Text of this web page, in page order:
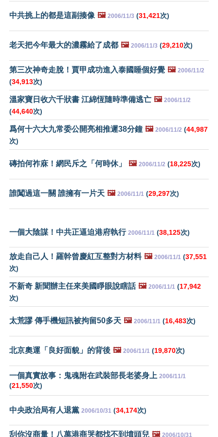
中共挑上的都是這副揍像 🖼️ 2006/11/3 (31,421次)
老天把今年最大的濃霧給了成都 🖼️ 2006/11/3 (29,210次)
第三次神奇走脫！賈甲成功進入泰國睡個好覺 🖼️ 2006/11/2
(34,913次)
溫家寶日收六千狀書 江綿恆隨時準備逃亡 🖼️ 2006/11/2
(44,640次)
爲何十六大九常委公開亮相推遲38分鐘 🖼️ 2006/11/2 (44,987
次)
磚拍何祚庥！網民斥之「何時休」 🖼️ 2006/11/2 (18,225次)
誰闖過這一關 誰擁有一片天 🖼️ 2006/11/1 (29,297次)
一個大陰謀！中共正逼迫港府執行 2006/11/1 (38,125次)
放走自己人！羅幹曾慶紅互整對方材料 🖼️ 2006/11/1 (37,551
次)
不新奇 新聞辦主任來美國睜眼說瞎話 🖼️ 2006/11/1 (17,942
次)
太荒謬 傳手機短訊被拘留50多天 🖼️ 2006/11/1 (16,483次)
北京奧運「良好面貌」的背後 🖼️ 2006/11/1 (19,870次)
一個真實故事：鬼魂附在武裝部長老婆身上 2006/11/1
(21,550次)
中央政治局有人退黨 2006/10/31 (34,174次)
刮你沒商量！八萬港商哭都找不到墳頭兒 🖼️ 2006/10/31